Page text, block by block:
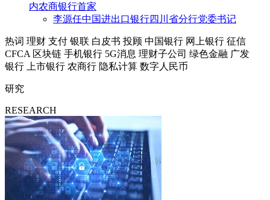
内农商银行首家
李源任中国进出口银行四川省分行党委书记
热词 理财 支付 银联 白皮书 投顾 中国银行 网上银行 征信
CFCA 区块链 手机银行 5G消息 理财子公司 绿色金融 广发
银行
上市银行 农商行 隐私计算 数字人民币
研究
RESEARCH